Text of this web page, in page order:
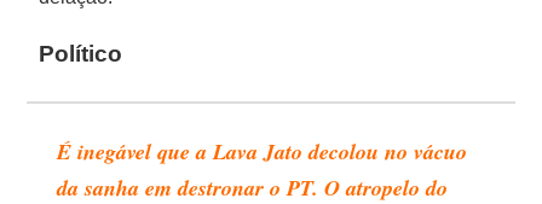
Político
É inegável que a Lava Jato decolou no vácuo
da sanha em destronar o PT. O atropelo do